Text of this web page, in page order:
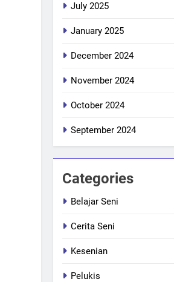
July 2025
January 2025
December 2024
November 2024
October 2024
September 2024
Categories
Belajar Seni
Cerita Seni
Kesenian
Pelukis